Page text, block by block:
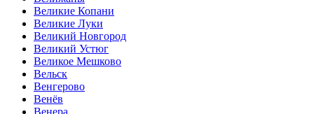
Великие Копани
Великие Луки
Великий Новгород
Великий Устюг
Великое Мешково
Вельск
Венгерово
Венёв
Венера